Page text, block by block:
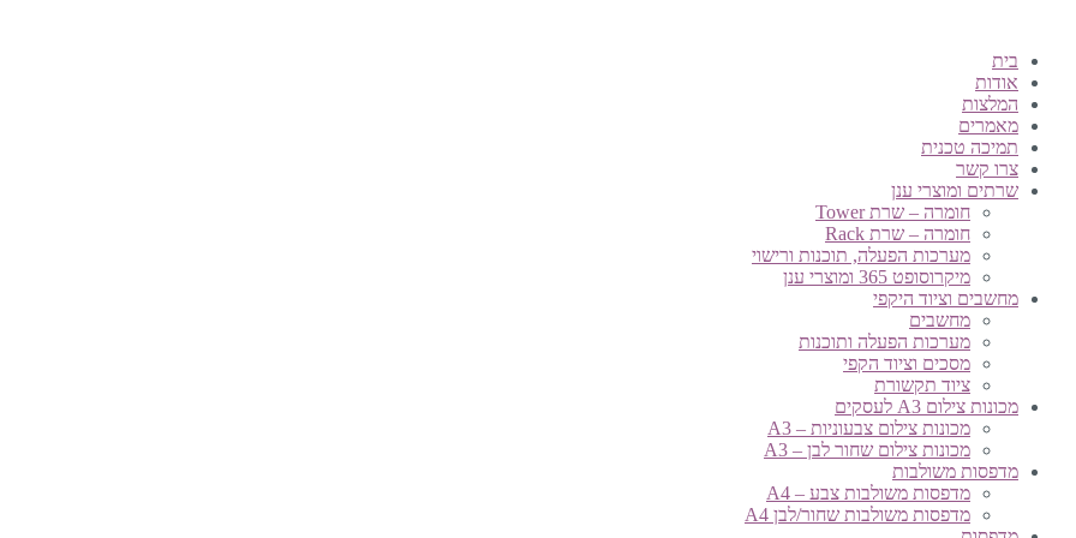
בית
אודות
המלצות
מאמרים
תמיכה טכנית
צרו קשר
שרתים ומוצרי ענן
חומרה – שרת Tower
חומרה – שרת Rack
מערכות הפעלה, תוכנות ורישוי
מיקרוסופט 365 ומוצרי ענן
מחשבים וציוד היקפי
מחשבים
מערכות הפעלה ותוכנות
מסכים וציוד הקפי
ציוד תקשורת
מכונות צילום A3 לעסקים
מכונות צילום צבעוניות – A3
מכונות צילום שחור לבן – A3
מדפסות משולבות
מדפסות משולבות צבע – A4
מדפסות משולבות שחור/לבן A4